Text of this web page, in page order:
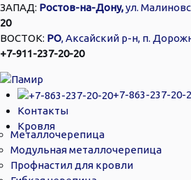
ЗАПАД: Ростов-на-Дону,ул.
20
ВОСТОК: РО, Аксайский р-н, п.
+7-911-237-20-20
+7-863-237-20-
Контакты
Кровля
Металлочерепица
Модульная металлочерепица
Профнастил для кровли